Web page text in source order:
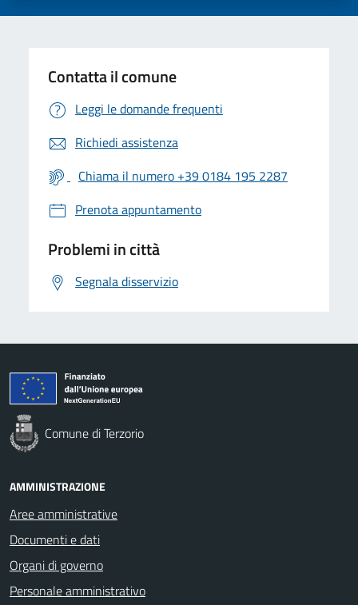
Contatta il comune
Leggi le domande frequenti
Richiedi assistenza
Chiama il numero +39 0184 195 2287
Prenota appuntamento
Problemi in città
Segnala disservizio
Comune di Terzorio
AMMINISTRAZIONE
Aree amministrative
Documenti e dati
Organi di governo
Personale amministrativo